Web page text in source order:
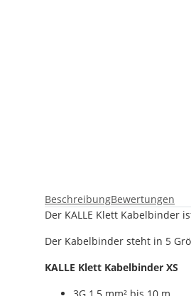
BeschreibungBewertungen
Der KALLE Klett Kabelbinder
Der Kabelbinder steht in 5
KALLE Klett Kabelbinder XS